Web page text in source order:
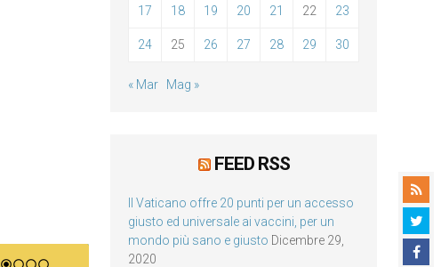
17 18 19 20 21 22 23
24 25 26 27 28 29 30
« Mar Mag »
FEED RSS
Il Vaticano offre 20 punti per un accesso
giusto ed universale ai vaccini, per un
mondo più sano e giusto Dicembre 29,
2020